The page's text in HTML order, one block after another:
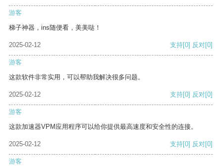
游客
梯子神器，ins随便看，美美哒！
2025-02-12 支持[0] 反对[0]
游客
这款软件非常实用，可以帮助我解决很多问题。
2025-02-12 支持[0] 反对[0]
游客
这款加速器VPM应用程序可以给你提供最高速度和安全性的连接。
2025-02-12 支持[0] 反对[0]
游客